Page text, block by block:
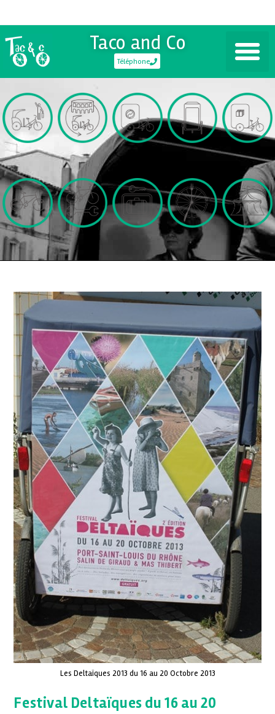
Taco and Co
Téléphone
Les Deltaïques 2013 du 16 au 20 Octobre 2013
Festival Deltaïques du 16 au 20